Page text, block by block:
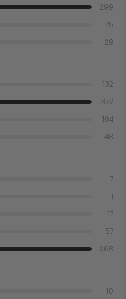
299
75
29
132
372
104
48
7
1
17
57
368
10